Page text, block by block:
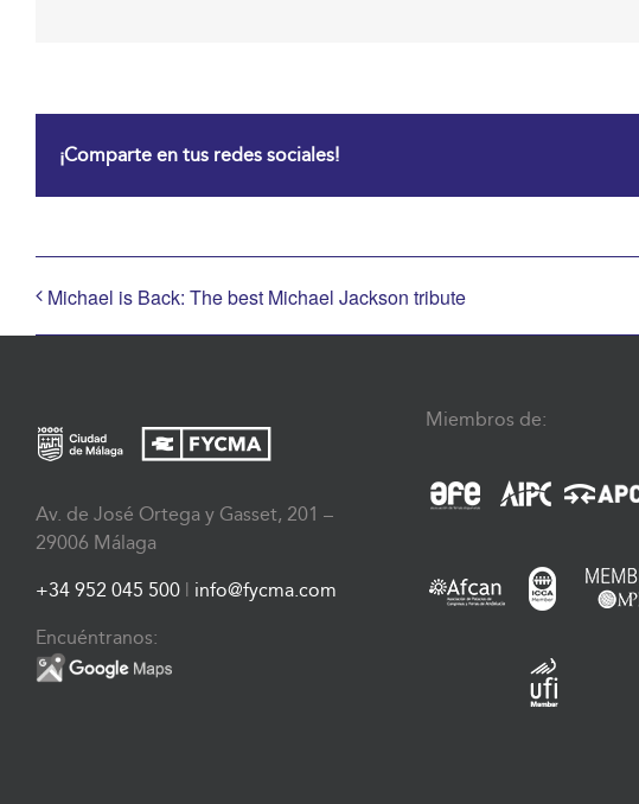
¡Comparte en tus redes sociales!
Michael is Back: The best Michael Jackson tribute
Av. de José Ortega y Gasset, 201 –
29006 Málaga
+34 952 045 500 info@fycma.com
Encuéntranos:
Miembros de: